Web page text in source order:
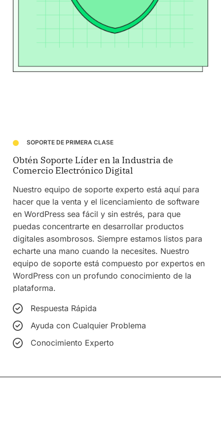
SOPORTE DE PRIMERA CLASE
Obtén Soporte Líder en la Industria de
Comercio Electrónico Digital
Nuestro equipo de soporte experto está aquí para
hacer que la venta y el licenciamiento de software
en WordPress sea fácil y sin estrés, para que
puedas concentrarte en desarrollar productos
digitales asombrosos. Siempre estamos listos para
echarte una mano cuando la necesites. Nuestro
equipo de soporte está compuesto por expertos en
WordPress con un profundo conocimiento de la
plataforma.
Respuesta Rápida
Ayuda con Cualquier Problema
Conocimiento Experto